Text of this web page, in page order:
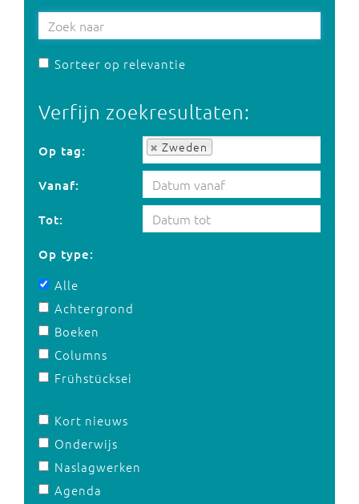
Sorteer op relevantie
Verfijn zoekresultaten:
Op tag: Zweden
Op tag:
Vanaf:
Tot:
Op type:
Alle
Achtergrond
Boeken
Columns
Frühstücksei
Kort nieuws
Onderwijs
Naslagwerken
Agenda